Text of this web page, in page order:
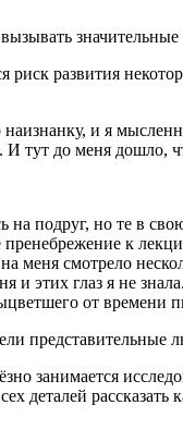
развития
и я
тут до меня дошло,
на подруг, но те в
к
смотрело
и этих глаз я не
от времени
представительные
занимается
деталей